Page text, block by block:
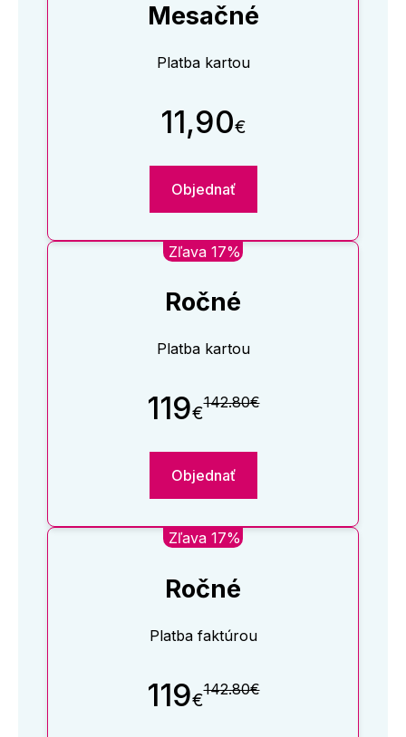
Mesačné
Platba kartou
11,90€
Objednať
Zľava 17%
Ročné
Platba kartou
119€142.80€
Objednať
Zľava 17%
Ročné
Platba faktúrou
119€142.80€